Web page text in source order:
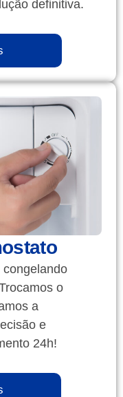
definitiva.
o
a
e
24h!